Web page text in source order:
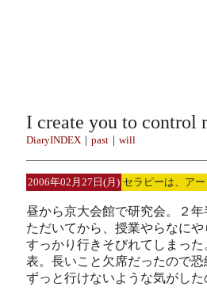
I create you to control
DiaryINDEX ｜ past ｜ will
2006年02月27日(月) セラピーは、ア
昼から京大会館で研究会。２
ただいてから、授業やらなに
すっかり行きそびれてしまっ
表。長いこと欠席だったので
ずっと行けないような気がし